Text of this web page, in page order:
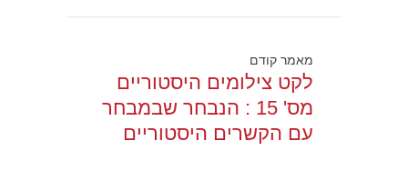
מאמר קודם
לקט צילומים היסטוריים
מס' 15 : הנבחר שבמבחר
עם הקשרים היסטוריים